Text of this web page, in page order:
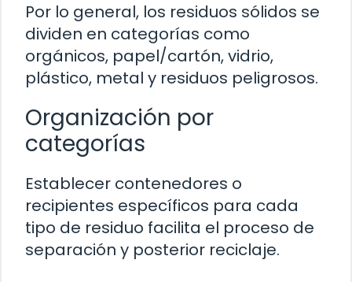
Por lo general, los residuos sólidos se
dividen en categorías como
orgánicos, papel/cartón, vidrio,
plástico, metal y residuos peligrosos.
Organización por
categorías
Establecer contenedores o
recipientes específicos para cada
tipo de residuo facilita el proceso de
separación y posterior reciclaje.